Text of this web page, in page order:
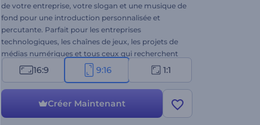
de votre entreprise, votre slogan et une musique de
fond pour une introduction personnalisée et
percutante. Parfait pour les entreprises
technologiques, les chaînes de jeux, les projets de
médias numériques et tous ceux qui recherchent
une introduction percutante. Créez dès maintenant
et renforcez la présence de votre marque !
16:9 9:16 1:1
Créer Maintenant